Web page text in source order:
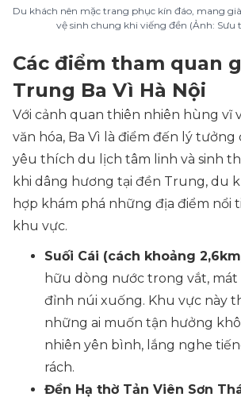
Du khách nên mặc trang phục kín đáo, mang
vệ sinh chung khi viếng đền (Ảnh: Sưu
Các điểm tham quan
Trung Ba Vì Hà Nội
Với cảnh quan thiên nhiên hùng vĩ
văn hóa, Ba Vì là điểm đến lý tưởng
yêu thích du lịch tâm linh và sinh
khi dâng hương tại đền Trung, du
hợp khám phá những địa điểm nổi
khu vực.
Suối Cái (cách khoảng
hữu dòng nước trong vắt,
đỉnh núi xuống. Khu vực này
những ai muốn tận hưởng
nhiên yên bình, lắng nghe
rách.
Đền Hạ thờ Tản Viên Sơn